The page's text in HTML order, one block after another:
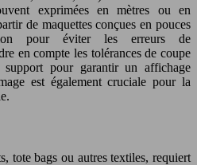
exprimées en mètres ou en
de maquettes conçues en pouces
pour éviter les erreurs de
en compte les tolérances de coupe
pour garantir un affichage
est également cruciale pour la
tote bags ou autres textiles, requiert